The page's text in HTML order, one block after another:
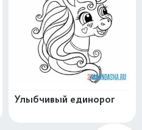
Улыбчивый единорог